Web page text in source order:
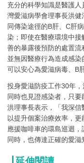
充分的科學知識是醫護
灣愛滋病學會理事長洪
同傳染途徑的B肝、C肝
染；即使在醫療環境中
善的暴露後預防的處置流
並無因醫療行為造成感
可以安心為愛滋病毒、B
投身愛滋防疫工作30年
同時也見證感染者，只要
洪理事長表示，「我深
以提升個案治療效率，
應援咖啡車的環島巡迴
同時，也傳達正確的愛滋